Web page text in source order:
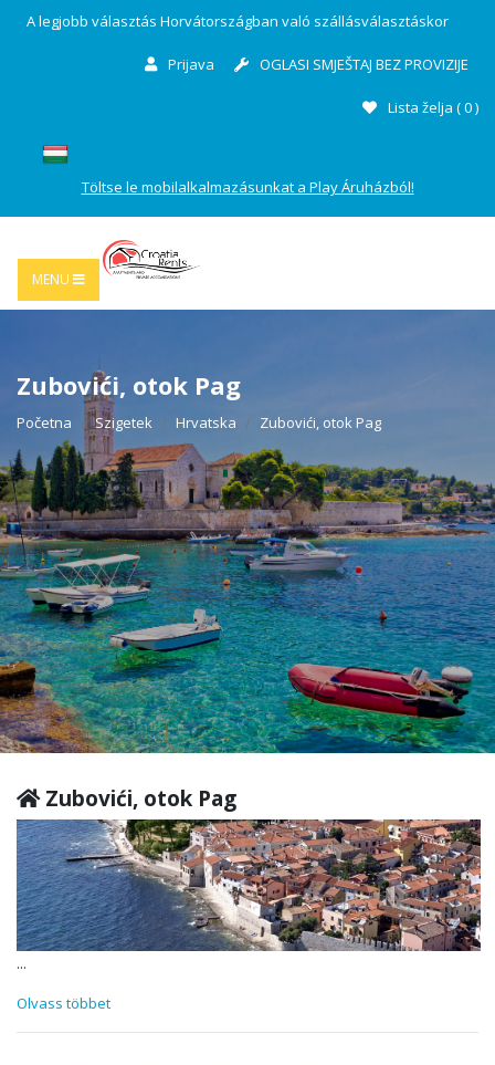
A legjobb választás Horvátországban való szállásválasztáskor
Prijava OGLASI SMJEŠTAJ BEZ PROVIZIJE
Lista želja (0)
Töltse le mobilalkalmazásunkat a Play Áruházból!
MENU
Zubovići, otok Pag
Početna Szigetek Hrvatska Zubovići, otok Pag
Zubovići, otok Pag
...
Olvass többet